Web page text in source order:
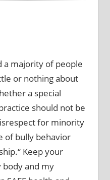
a majority of people
or nothing about
a special
should not be
for minority
of bully behavior
Keep your
and my